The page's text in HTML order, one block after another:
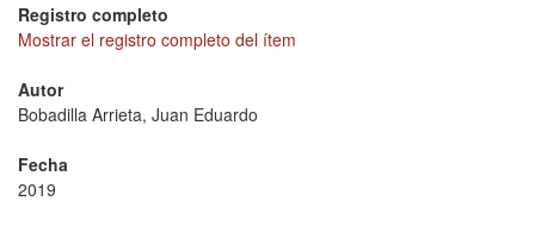
Registro completo
Mostrar el registro completo del ítem
Autor
Bobadilla Arrieta, Juan Eduardo
Fecha
2019